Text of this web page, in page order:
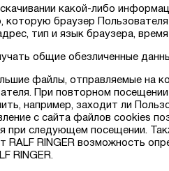
какой-либо
браузер
тип и язык браузера,
общие обезличенные
файлы, отправляемые на
При повторном
например, заходит ли
с сайта файлов cookies
при следующем посещении.
RINGER возможность
RINGER.